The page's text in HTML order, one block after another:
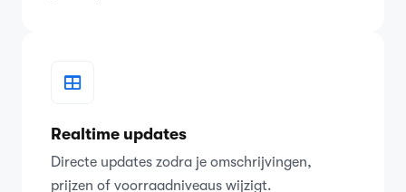
Realtime updates
Directe updates zodra je omschrijvingen,
prijzen of voorraadniveaus wijzigt.